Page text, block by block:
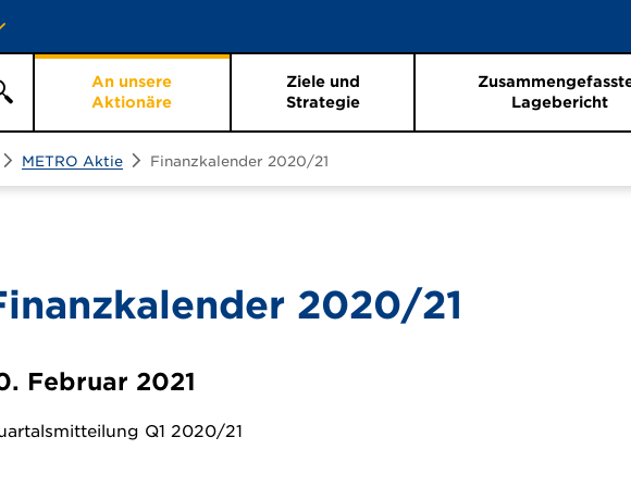
An unsere
Aktionäre
Ziele und
Strategie
Lagebericht
METRO Aktie Finanzkalender 2020/21
2020/21
Februar 2021
Q1 2020/21